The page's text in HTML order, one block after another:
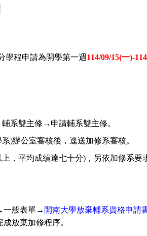
學程申請為開學第一週114/09/15(一)-
系雙主修→申請輔系雙主修。
)辦公室審核後，逕送加修系審核。
，平均成績達七十分)，另依加修系要
一般表單→ 開南大學放棄輔系資格申請
放棄加修程序。